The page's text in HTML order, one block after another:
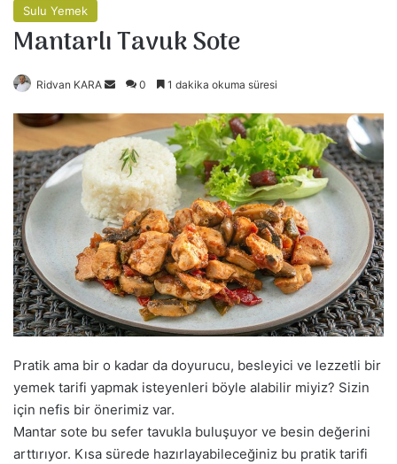
Sulu Yemek
Mantarlı Tavuk Sote
Ridvan KARA
e
p
o
s
t
a
g
ö
n
d
e
e
0 1 dakika okuma süresi
Pratik ama bir o kadar da doyurucu, besleyici ve lezzetli bir
yemek tarifi yapmak isteyenleri böyle alabilir miyiz? Sizin
için nefis bir önerimiz var.
Mantar sote bu sefer tavukla buluşuyor ve besin değerini
arttırıyor. Kısa sürede hazırlayabileceğiniz bu pratik tarifi